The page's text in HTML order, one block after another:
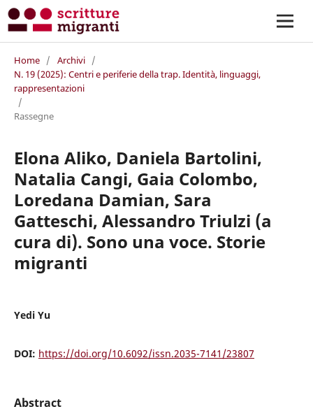
Home / Archivi /
N. 19 (2025): Centri e periferie della trap. Identità, linguaggi,
rappresentazioni
/
Rassegne
Elona Aliko, Daniela Bartolini,
Natalia Cangi, Gaia Colombo,
Loredana Damian, Sara
Gatteschi, Alessandro Triulzi (a
cura di). Sono una voce. Storie
migranti
Yedi Yu
DOI: https://doi.org/10.6092/issn.2035-7141/23807
Abstract